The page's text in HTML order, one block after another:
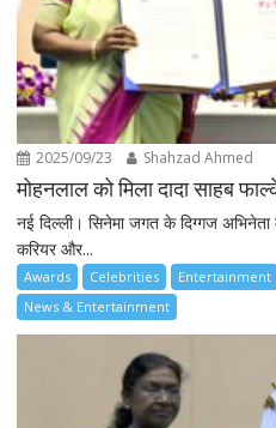
2025/09/23 Shahzad Ahmed
मोहनलाल को मिला दादा साहब
नई दिल्ली। सिनेमा जगत के दिग्गज
करियर और...
Awards Celebrities Entertainment
News & Entertainment